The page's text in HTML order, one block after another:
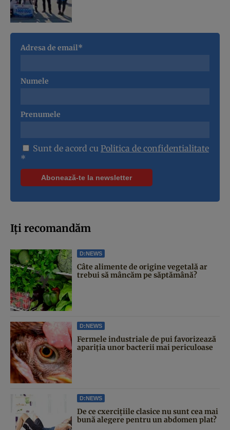
Adresa de email*
Numele
Prenumele
Sunt de acord cu Politica de confidentialitate
*
Iți recomandăm
D:NEWS
Câte alimente de origine vegetală ar
trebui să mâncăm pe săptămână?
D:NEWS
Fermele industriale de pui favorizează
apariția unor bacterii mai periculoase
D:NEWS
De ce cxercițiile clasice nu sunt cea mai
bună alegere pentru un abdomen plat?